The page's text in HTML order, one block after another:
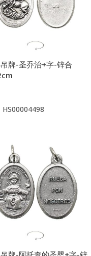
牌-圣乔治+字-锌合
HS00004498